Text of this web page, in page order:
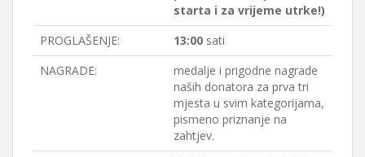
starta i za vrijeme utrke!)
PROGLAŠENJE:
13:00 sati
NAGRADE:
medalje i prigodne nagrade
naših donatora za prva tri
mjesta u svim kategorijama,
pismeno priznanje na
zahtjev.